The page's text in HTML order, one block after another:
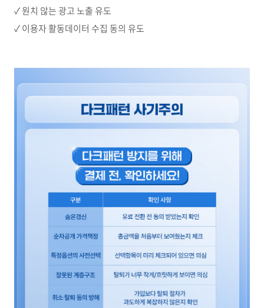
✓ 원치 않는 광고 노출 유도
✓ 이용자 활동데이터 수집 동의 유도